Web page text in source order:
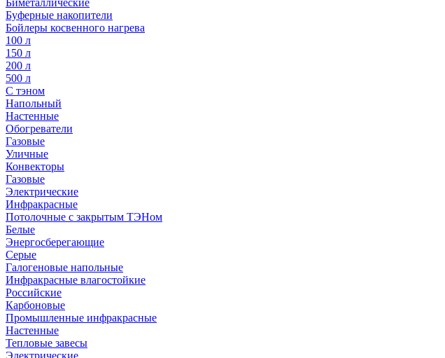
Биметаллические
Буферные накопители
Бойлеры косвенного нагрева
100 л
150 л
200 л
500 л
С тэном
Напольный
Настенные
Обогреватели
Газовые
Уличные
Конвекторы
Газовые
Электрические
Инфракрасные
Потолочные с закрытым ТЭНом
Белые
Энергосберегающие
Серые
Галогеновые напольные
Инфракрасные влагостойкие
Российские
Карбоновые
Промышленные инфракрасные
Настенные
Тепловые завесы
Электрические